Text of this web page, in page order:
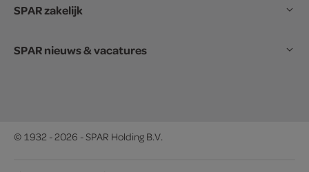
SPAR zakelijk
SPAR nieuws & vacatures
© 1932 - 2026 - SPAR Holding B.V.